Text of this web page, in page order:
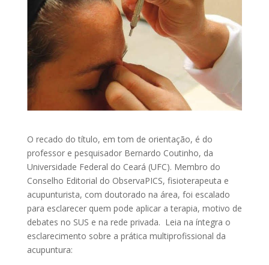
O recado do título, em tom de orientação, é do
professor e pesquisador Bernardo Coutinho, da
Universidade Federal do Ceará (UFC). Membro do
Conselho Editorial do ObservaPICS, fisioterapeuta e
acupunturista, com doutorado na área, foi escalado
para esclarecer quem pode aplicar a terapia, motivo de
debates no SUS e na rede privada. Leia na íntegra o
esclarecimento sobre a prática multiprofissional da
acupuntura: